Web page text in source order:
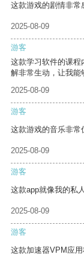
这款游戏的剧情非常
2025-08-09
游客
这款学习软件的课程
解非常生动，让我能
2025-08-09
游客
这款游戏的音乐非常
2025-08-09
游客
这款app就像我的私
2025-08-09
游客
这款加速器VPM应